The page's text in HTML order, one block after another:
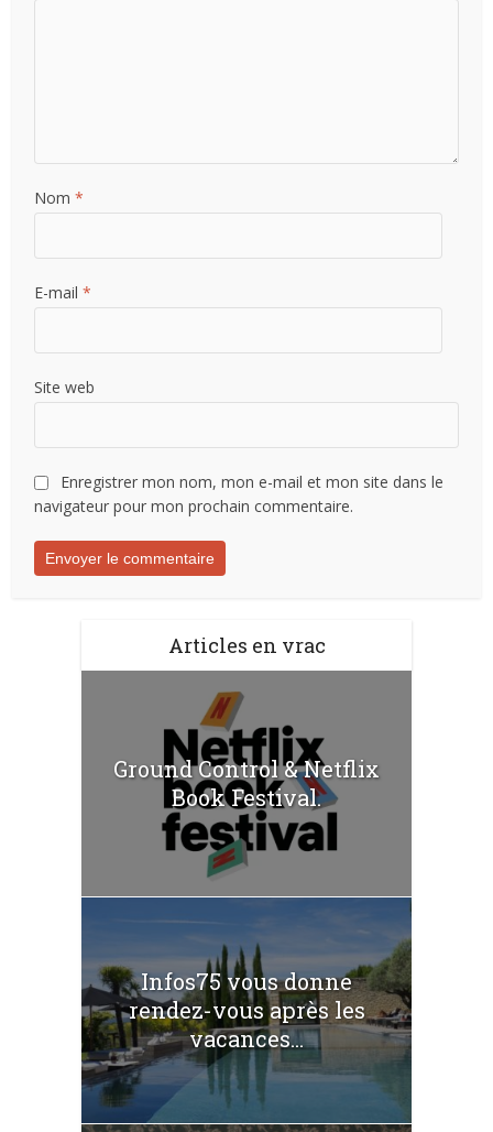
Nom*
E-mail*
Site web
Enregistrer mon nom, mon e-mail et mon site dans le
navigateur pour mon prochain commentaire.
Articles en vrac
Ground Control & Netflix
Book Festival.
Infos75 vous donne
rendez-vous après les
vacances...